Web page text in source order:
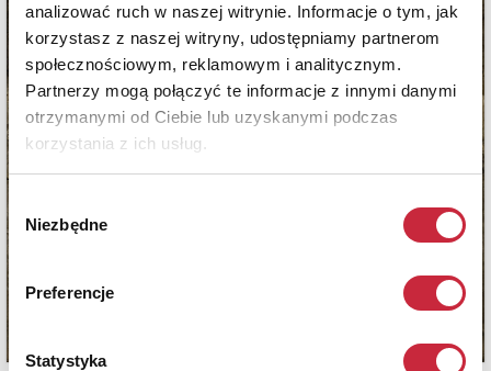
analizować ruch w naszej witrynie. Informacje o tym, jak
korzystasz z naszej witryny, udostępniamy partnerom
społecznościowym, reklamowym i analitycznym.
Partnerzy mogą połączyć te informacje z innymi danymi
otrzymanymi od Ciebie lub uzyskanymi podczas
korzystania z ich usług.
Wybór
zgody
Niezbędne
Preferencje
Statystyka